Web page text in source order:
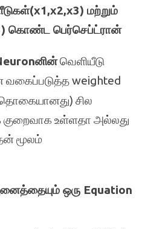
மற்றும்
கொண்ட பெர்செப்ட்ரான்
வெளியீடு
வகைப்படுத்த weighted
சில
குறைவாக உள்ளதா அல்லது
மூலம்
ஒரு Equation